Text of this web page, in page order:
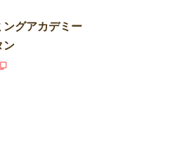
グアカデミー
ン